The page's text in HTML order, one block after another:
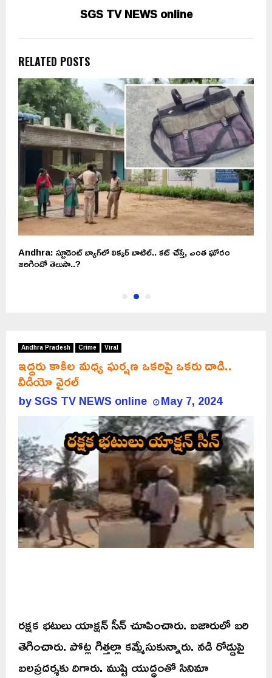
SGS TV NEWS online
RELATED POSTS
Andhra: స్టూడెంట్ బ్యాగ్‌లో లిక్కర్ బాటిల్.. కట్ చేస్తే, ఎంత ఘోరం
జరిగిందో తెలుసా..?
Andhra Pradesh Crime Viral
ఇద్దరు కాకిల మధ్య ఘర్షణ ఒకరిపై ఒకరు దాడి..
వీడియో వైరల్
bySGS TV NEWS online May 7, 2024
రక్షక భటులు యాక్షన్ సీన్ చూపించారు. బజారులో బరి
తెగించారు. పోట్ల గిత్తల్లా కమ్మేసుకున్నారు. నడి రోడ్డుపై
బలప్రదర్శకు దిగారు. ముష్టి యుద్ధంతో సినిమా